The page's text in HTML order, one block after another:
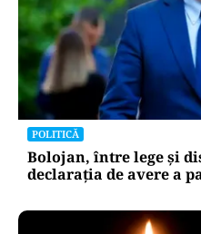
POLITICĂ
Bolojan, între lege și
declarația de avere a